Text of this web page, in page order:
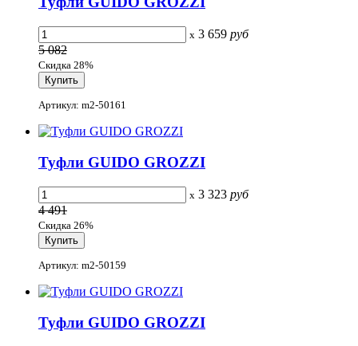
x 3 659 руб
5 082
Скидка 28%
Артикул: m2-50161
Туфли GUIDO GROZZI
x 3 323 руб
4 491
Скидка 26%
Артикул: m2-50159
Туфли GUIDO GROZZI